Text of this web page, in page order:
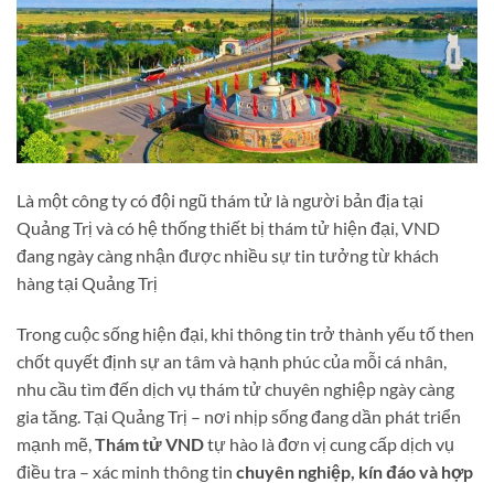
Là một công ty có đội ngũ thám tử là người bản địa tại
Quảng Trị và có hệ thống thiết bị thám tử hiện đại, VND
đang ngày càng nhận được nhiều sự tin tưởng từ khách
hàng tại Quảng Trị
Trong cuộc sống hiện đại, khi thông tin trở thành yếu tố then
chốt quyết định sự an tâm và hạnh phúc của mỗi cá nhân,
nhu cầu tìm đến dịch vụ thám tử chuyên nghiệp ngày càng
gia tăng. Tại Quảng Trị – nơi nhịp sống đang dần phát triển
mạnh mẽ,Thám tử VNDtự hào là đơn vị cung cấp dịch vụ
điều tra – xác minh thông tin chuyên nghiệp, kín đáo và hợp